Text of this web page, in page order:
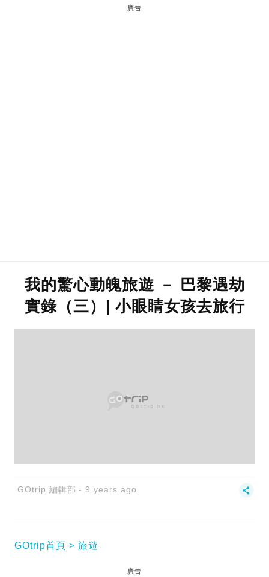
廣告
我的驚心動魄旅遊 － 巴黎遇劫
實錄（三）| 小眼睛女孩去旅行
GOtrip 編輯部 9 years ago
GOtrip首頁 旅遊
廣告